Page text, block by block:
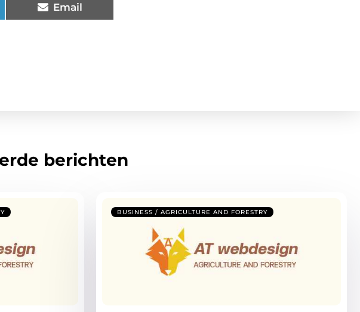
Email
berichten
BUSINESS / AGRICULTURE AND FORESTRY